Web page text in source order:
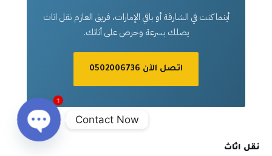
أينما كنت في الشارقة أو باقي الإمارات، فريق العازم نقل اثاث
يصلك بسرعة وحرص على أثاثك.
اتصل الآن 0502006736
نقل اثاث
Contact Now
1